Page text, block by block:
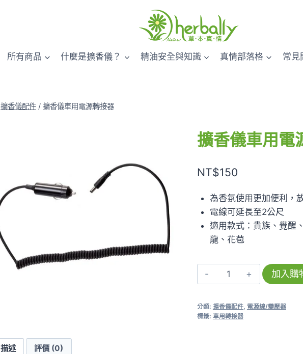
所有商品 什麼是擴香儀？ 精油安全與知識 真情部落格 常見
擴香儀配件 / 擴香儀車用電源轉接器
擴香儀車用電
NT$150
為香氛使用更加便利，
電線可延長至2公尺
適用款式：貴族、覺醒
龍、花苞
香
車
加入購
分類: 擴香儀配件, 電源線/變壓器
標籤: 車用轉接器
描述 評價 (0)